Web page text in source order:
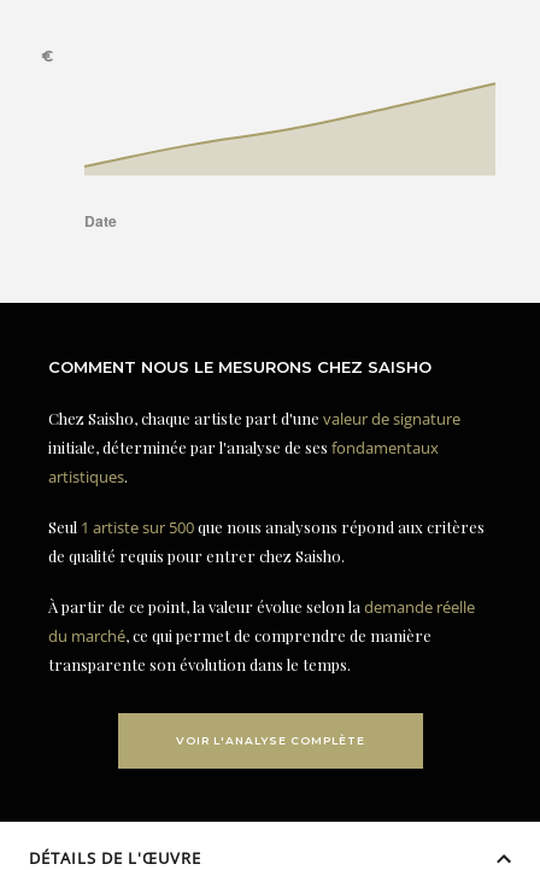
COMMENT NOUS LE MESURONS CHEZ SAISHO
Chez Saisho, chaque artiste part d'une valeur de signature
initiale, déterminée par l'analyse de ses fondamentaux
artistiques.
Seul 1 artiste sur 500que nous analysons répond aux critères
de qualité requis pour entrer chez Saisho.
À partir de ce point, la valeur évolue selon la demande réelle
du marché, ce qui permet de comprendre de manière
transparente son évolution dans le temps.
VOIR L'ANALYSE COMPLÈTE
DÉTAILS DE L'ŒUVRE